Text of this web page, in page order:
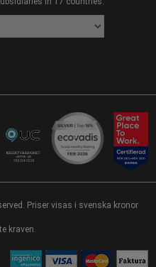
Priser visas i svenska kronor
kraven.